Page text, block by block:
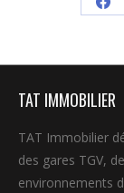
TAT IMMOBILIER
TAT Immobilier
des gares TGV,
environnements